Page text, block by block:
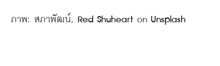
ภาพ: สภาพัฒน์, Red Shuheart on Unsplash